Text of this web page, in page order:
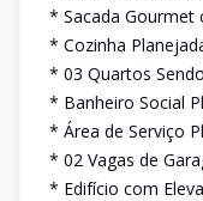
* Sacada Gourmet
* Cozinha
* 03 Quartos
* Banheiro Social
* Área de Serviço
* 02 Vagas de
* Edifício com